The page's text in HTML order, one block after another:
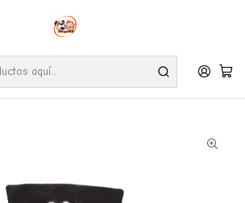
desde $24.990 en la RM (Comunas informadas
nuestras zonas de cobertura diaria.
Gatos
Leo talco bebe con carbón 7Kg